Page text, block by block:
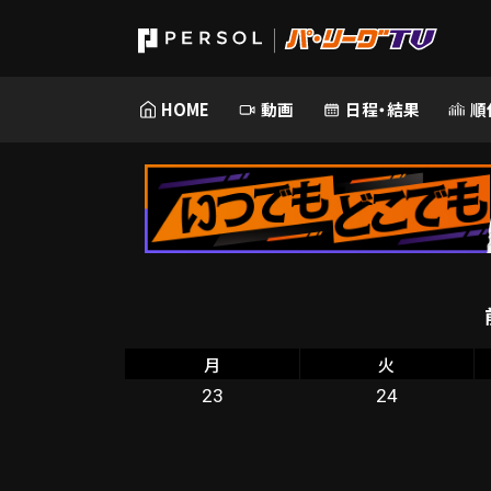
HOME 動画 日程・結果 順
月 火
23 24